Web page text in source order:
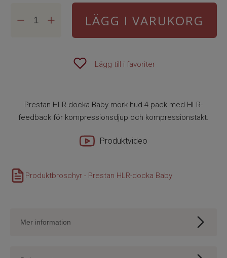
LÄGG I VARUKORG
Lägg till i favoriter
Prestan HLR-docka Baby mörk hud 4-pack med HLR-
feedback för kompressionsdjup och kompressionstakt.
Produktvideo
Produktbroschyr - Prestan HLR-docka Baby
Mer information